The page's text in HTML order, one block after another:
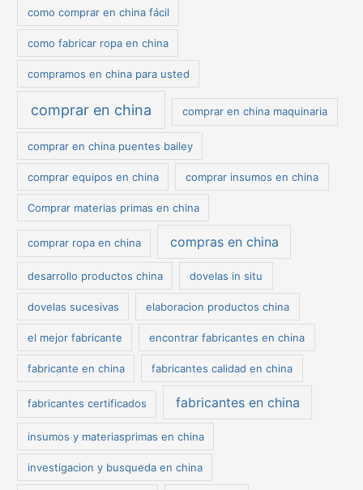
como comprar en china fácil
como fabricar ropa en china
compramos en china para usted
comprar en china comprar en china maquinaria
comprar en china puentes bailey
comprar equipos en china comprar insumos en china
Comprar materias primas en china
comprar ropa en china compras en china
desarrollo productos china dovelas in situ
dovelas sucesivas elaboracion productos china
el mejor fabricante encontrar fabricantes en china
fabricante en china fabricantes calidad en china
fabricantes certificados fabricantes en china
insumos y materiasprimas en china
investigacion y busqueda en china